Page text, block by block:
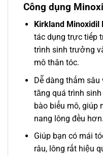
Công dụng
Kirkland Minoxidil
tác dụng trực tiếp
trình sinh trưởng
mô thân tóc.
Dễ dàng thấm
tăng quá trình
bào biểu mô, giúp
nang lông đều hơn.
Giúp bạn có mái
râu, lông rất hiệu